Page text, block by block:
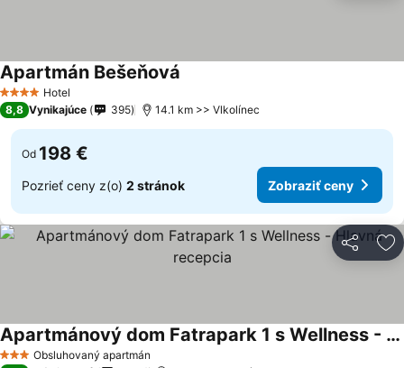
4 Počet hviezdičiek
Hotel
Apartmán Bešeňová
8,8 Vynikajúce 395 14.1 km >> Vlkolínec
Od 198 €
Pozrieť ceny z(o) 2 stránok Zobraziť ceny
Zdieľať
3 Počet hviezdičiek
Obsluhovaný apartmán
Apartmánový dom Fatrapark 1 s Wellness - Hlavná recepcia